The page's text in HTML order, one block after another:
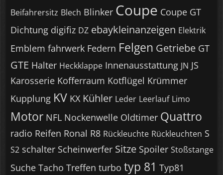
Beifahrersitz Blech Blinker Coupe Coupe GT
Dichtung digifiz DZ ebaykleinanzeigen Elektrik
Emblem fahrwerk Federn Felgen Getriebe GT
GTE Halter Heckklappe Innenausstattung JN JS
Karosserie Kofferraum Kotflügel Krümmer
Kupplung KV KX Kühler Leder Leerlauf Limo
Motor NFL Nockenwelle Oldtimer Quattro
radio Reifen Ronal R8 Rückleuchte Rückleuchten S
S2 schalter Scheinwerfer Sitze Spoiler Stoßstange
Suche Tacho Treffen turbo typ 81 Typ81